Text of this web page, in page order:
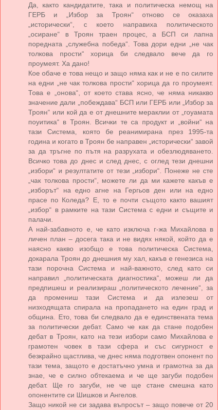
Да, както кандидатите, така и политическа немощ на
ГЕРБ и „Избор за Троян“ отново се оказаха
„исторически“, с което направиха политическото
„осиране“ в Троян траен процес, а БСП си лапна
поредната „служебна победа“. Това дори едни „не чак
толкова прости“ хорица би следвало вече да го
проумеят. Ха дано!
Кое обаче е това нещо и защо няма как и не е по силите
на едни „не чак толкова прости“ хорица да го проумеят.
Това е „онова“, от което става ясно, че няма никакво
значение дали „побеждава“ БСП или ГЕРБ или „Избор за
Троян“ или кой да е от днешните мераклии от „гоуамата
поуитика“ в Троян. Всички те са продукт и „войни“ на
тази Система, която бе реанимирана през 1995-та
година и когато в Троян бе направен „исторически“ завой
за да тръгне по пътя на разрухата и обезлюдяването.
Всичко това до днес и след днес, с оглед тези днешни
„избори“ и резултатите от тези „избори“. Понеже не сте
„чак толкова прости“, можете ли да ми кажете какъв е
„изборът“ на едно агне на Гергьов ден или на едно
прасе по Коледа? Е, то е почти същото както вашият
„избор“ в рамките на тази Система с едни и същите и
палачи.
А най-забавното е, че като изключа г-жа Михайлова в
личен план – досега така и не видях някой, който да е
наясно какво изобщо е това политическа Система,
докарала Троян до днешния му хал, какъв е генезиса на
тази порочна Система и най-важното, след като си
направил „политическата диагностика“, можеш ли да
предпишеш и реализираш „политическото лечение“, за
да промениш тази Система и да излезеш от
низходящата спирала на пропадането на един град и
община. Ето, това би следвало да е единствената тема
за политически дебат. Само че как да стане подобен
дебат в Троян, като на тези избори само Михайлова е
грамотен човек в тази сфера и със сигурност е
безкрайно щастлива, че днес няма подготвен опонент по
тази тема, защото е достатъчно умна и грамотна за да
знае, че е силно обтекаема и че ще загуби подобен
дебат. Ще го загуби, не че ще стане смешна като
опонентите си Шишков и Ангелов.
Защо никой не си задава въпросът – защо повече от 20